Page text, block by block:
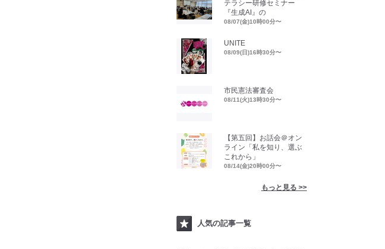
テラシー研修セミナー
『生成AI』の
08/07(金)10時00分〜
UNITE
08/09(日)16時30分〜
市民憲法審査会
08/11(火)13時30分〜
【第五回】お話会＠オン
ライン「私を知り、選ぶ
これから」
08/14(金)20時00分〜
もっと見る >>
人気の記事一覧